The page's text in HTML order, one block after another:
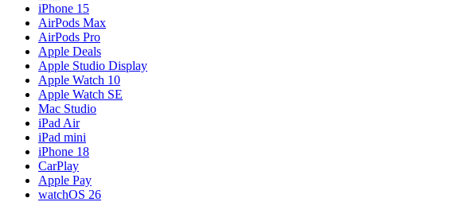
iPhone 15
AirPods Max
AirPods Pro
Apple Deals
Apple Studio Display
Apple Watch 10
Apple Watch SE
Mac Studio
iPad Air
iPad mini
iPhone 18
CarPlay
Apple Pay
watchOS 26